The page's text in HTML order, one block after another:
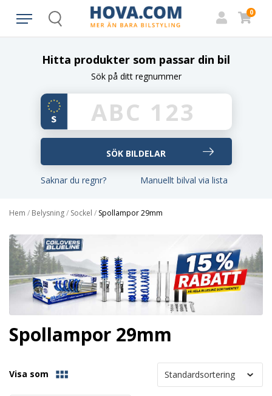
Search
0
Hitta produkter som passar din bil
Sök på ditt regnummer
Saknar du regnr? Manuellt bilval via lista
Hem / Belysning/ Sockel / Spollampor 29mm
Spollampor 29mm
Visa som